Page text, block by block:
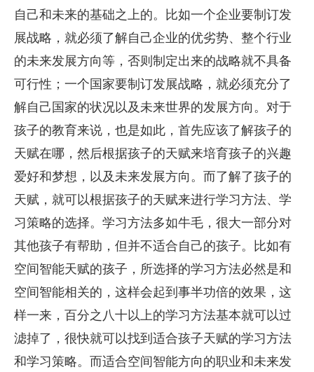
自己和未来的基础之上的。比如一个企业要制订发
展战略，就必须了解自己企业的优劣势、整个行业
的未来发展方向等，否则制定出来的战略就不具备
可行性；一个国家要制订发展战略，就必须充分了
解自己国家的状况以及未来世界的发展方向。对于
孩子的教育来说，也是如此，首先应该了解孩子的
天赋在哪，然后根据孩子的天赋来培育孩子的兴趣
爱好和梦想，以及未来发展方向。而了解了孩子的
天赋，就可以根据孩子的天赋来进行学习方法、学
习策略的选择。学习方法多如牛毛，很大一部分对
其他孩子有帮助，但并不适合自己的孩子。比如有
空间智能天赋的孩子，所选择的学习方法必然是和
空间智能相关的，这样会起到事半功倍的效果，这
样一来，百分之八十以上的学习方法基本就可以过
滤掉了，很快就可以找到适合孩子天赋的学习方法
和学习策略。而适合空间智能方向的职业和未来发